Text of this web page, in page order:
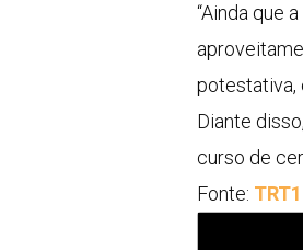
“Ainda que
potestativa,
Diante
curso de
Fonte: